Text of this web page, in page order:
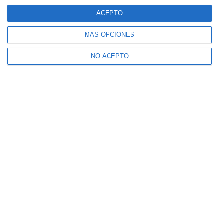
MÁS OPCIONES
NO ACEPTO
ACEPTO
A 327 miembros les interesa esta carrera